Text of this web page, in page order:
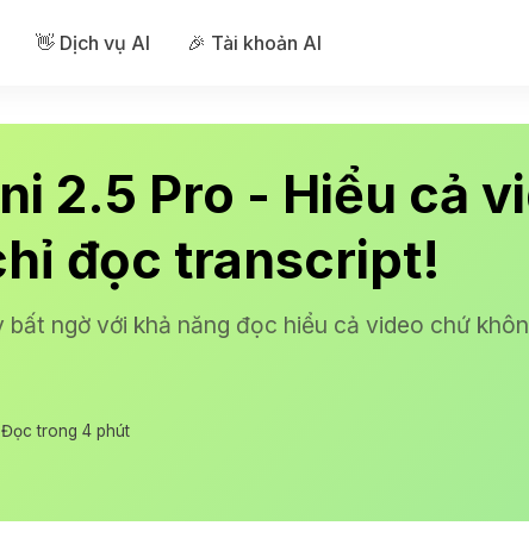
👋 Dịch vụ AI 🎉 Tài khoản AI
2.5 Pro - Hiểu cả
đọc transcript!
bất ngờ với khả năng đọc hiểu cả video chứ
Đọc trong 4 phút